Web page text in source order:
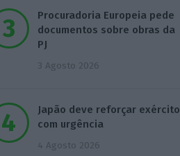
Procuradoria Europeia pede
documentos sobre obras da
PJ
3 Agosto 2026
Japão deve reforçar exército
com urgência
4 Agosto 2026